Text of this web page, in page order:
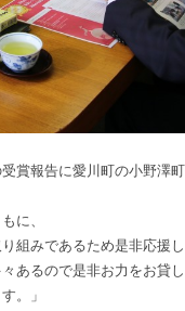
賞報告に愛川町の小野澤
に、
組みであるため是非応援し
あるので是非お力をお貸し
。」